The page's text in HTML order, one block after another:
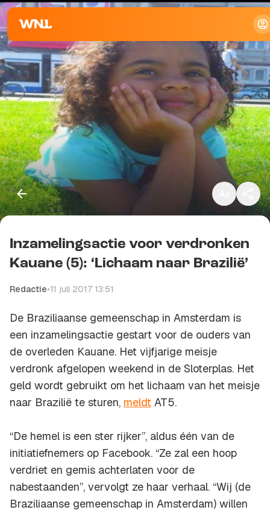
Klein
Standaard
Kopieer link
Inzamelingsactie voor verdronken
Kauane (5): ‘Lichaam naar Brazilië’
Redactie•11 juli 2017 13:51
De Braziliaanse gemeenschap in Amsterdam is
een inzamelingsactie gestart voor de ouders van
de overleden Kauane. Het vijfjarige meisje
verdronk afgelopen weekend in de Sloterplas. Het
geld wordt gebruikt om het lichaam van het meisje
naar Brazilië te sturen, meldt AT5.
“De hemel is een ster rijker”, aldus één van de
initiatiefnemers op Facebook. “Ze zal een hoop
verdriet en gemis achterlaten voor de
nabestaanden”, vervolgt ze haar verhaal. “Wij (de
Braziliaanse gemeenschap in Amsterdam) willen